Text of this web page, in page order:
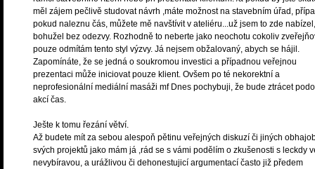
měl zájem pečlivě studovat návrh ,máte možnost na stavebním úřad,
pokud naleznu čás, můžete mě navštívit v ateliéru...už jsem to zde nabízel,
bohužel bez odezvy. Rozhodně to neberte jako neochotu cokoliv
pouze odmítám tento styl výzvy. Já nejsem obžalovaný, abych se hájil.
Zapomínáte, že se jedná o soukromou investici a případnou veřejnou
prezentaci může iniciovat pouze klient. Ovšem po té nekorektní a
neprofesionální mediální masáži mf Dnes pochybuji, že bude ztrácet
akcí čas.
Ješte k tomu řezání větví.
Až budete mít za sebou alespoň pětinu veřejných diskuzí či jiných
svých projektů jako mám já ,rád se s vámi podělím o zkušenosti s leckdy
nevybíravou, a urážlivou či dehonestujicí argumentací často již předem